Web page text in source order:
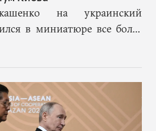
на украинский
в миниатюре все более
будущего, где Минск все
гаранта слабеет.